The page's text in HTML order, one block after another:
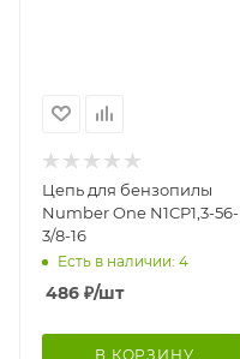
Цепь для бензопилы
Number One N1CP1,3-56-
3/8-16
Есть в наличии: 4
486 ₽/шт
В КОРЗИНУ